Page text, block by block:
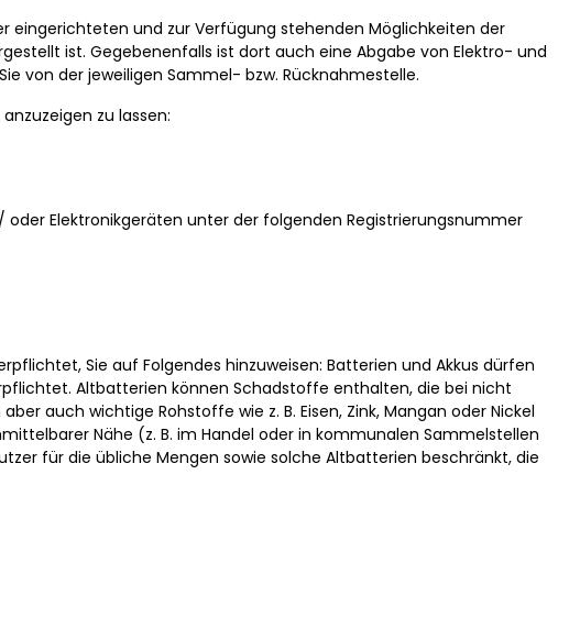
und zur Verfügung stehenden Möglichkeiten der
ist. Gegebenenfalls ist dort auch eine Abgabe von Elektro- und
von der jeweiligen Sammel- bzw. Rücknahmestelle.
zu lassen:
oder Elektronikgeräten unter der folgenden Registrierungsnummer
Sie auf Folgendes hinzuweisen: Batterien und Akkus dürfen
Altbatterien können Schadstoffe enthalten, die bei nicht
auch wichtige Rohstoffe wie z. B. Eisen, Zink, Mangan oder Nickel
Nähe (z. B. im Handel oder in kommunalen Sammelstellen
für die übliche Mengen sowie solche Altbatterien beschränkt, die